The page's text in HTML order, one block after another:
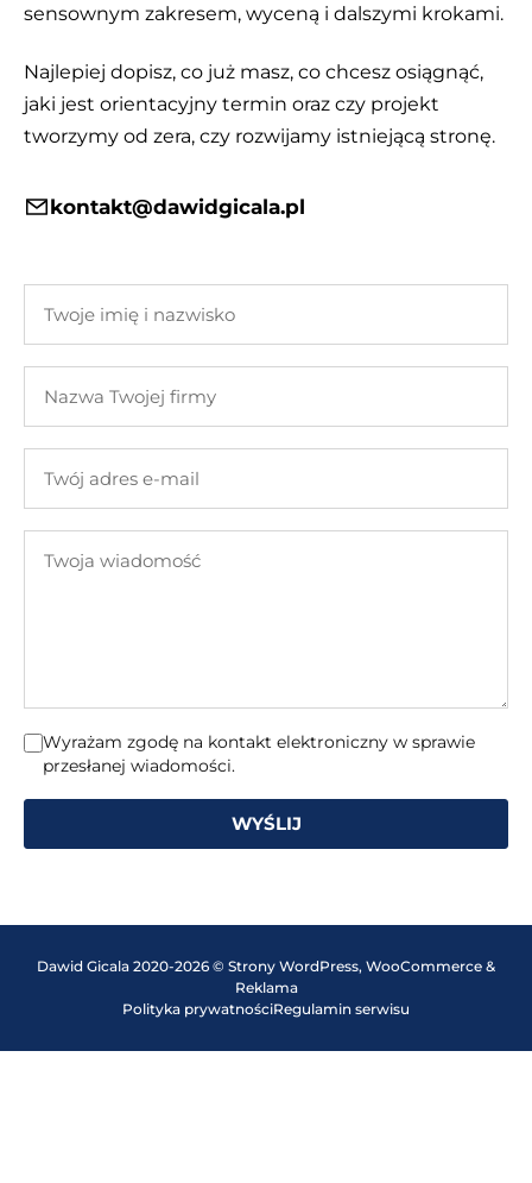
sensownym zakresem, wyceną i dalszymi krokami.
Najlepiej dopisz, co już masz, co chcesz osiągnąć,
jaki jest orientacyjny termin oraz czy projekt
tworzymy od zera, czy rozwijamy istniejącą stronę.
kontakt@dawidgicala.pl
imię
nazwisko
Twojej
adres
mail
wiadomość
Wyrażam zgodę na kontakt elektroniczny w sprawie
przesłanej wiadomości.
WYŚLIJ
Dawid Gicala 2020-2026 © Strony WordPress, WooCommerce &
Reklama
Polityka prywatnościRegulamin serwisu